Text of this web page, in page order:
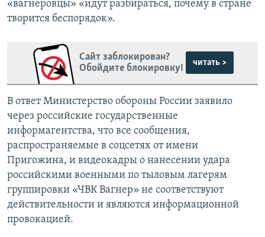
«вагнеровцы» «идут разбираться, почему в стране
творится беспорядок».
Сайт заблокирован?
Обойдите блокировку!
читать >
В ответ Министерство обороны России заявило
через российские государственные
информагентства, что все сообщения,
распространяемые в соцсетях от имени
Пригожина, и видеокадры о нанесении удара
российскими военными по тыловым лагерям
группировки «ЧВК Вагнер» не соответствуют
действительности и являются информационной
провокацией.